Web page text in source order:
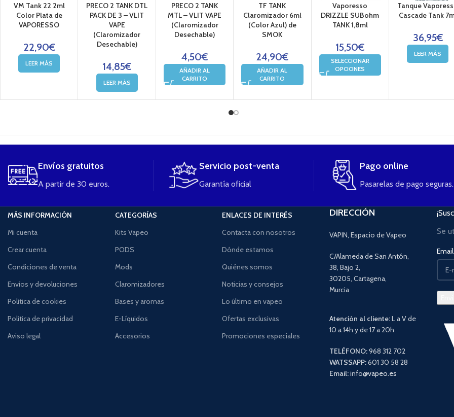
VM Tank 22 2ml
Color Plata de
VAPORESSO
22,90€
LEER MÁS
PRECO 2 TANK DTL
PACK DE 3 – VLIT
VAPE
(Claromizador
Desechable)
14,85€
LEER MÁS
PRECO 2 TANK
MTL – VLIT VAPE
(Claromizador
Desechable)
4,50€
AÑADIR AL
CARRITO
TF TANK
Claromizador 6ml
(Color Azul) de
SMOK
24,90€
AÑADIR AL
CARRITO
Vaporesso
DRIZZLE SUBohm
TANK 1,8ml
15,50€
SELECCIONAR
OPCIONES
Tanque
Cascade Tank
36,95€
LEER MÁS
Envíos gratuitos
A partir de 30 euros.
Servicio post-venta
Garantía oficial
Pago online
Pasarelas de pago seguras.
MÁS INFORMACIÓN
Mi cuenta
Crear cuenta
Condiciones de venta
Envíos y devoluciones
Política de cookies
Política de privacidad
Aviso legal
CATEGORÍAS
Kits Vapeo
PODS
Mods
Claromizadores
Bases y aromas
E-Líquidos
Accesorios
ENLACES DE INTERÉS
Contacta con nosotros
Dónde estamos
Quiénes somos
Noticias y consejos
Lo último en vapeo
Ofertas exclusivas
Promociones especiales
DIRECCIÓN
VAPIN, Espacio de Vapeo
C/Alameda de San Antón,
38, Bajo 2,
30205, Cartagena,
Murcia
Atención al cliente:L a V de
10 a 14h y de 17 a 20h
TELÉFONO:968 312 702
WATSSAPP:601 30 58 28
Email:info@vapeo.es
Se
Email